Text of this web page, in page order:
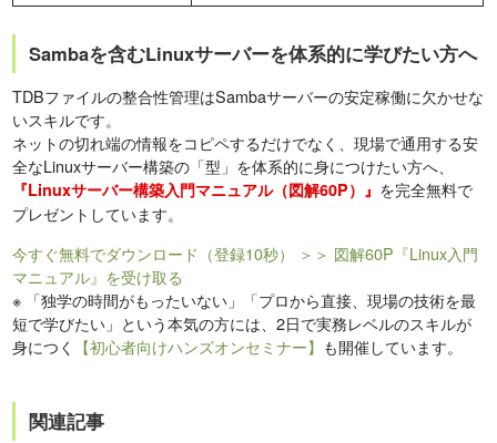
Sambaを含むLinuxサーバーを体系的に学びたい方へ
TDBファイルの整合性管理はSambaサーバーの安定稼働に欠かせな
いスキルです。
ネットの切れ端の情報をコピペするだけでなく、現場で通用する安
全なLinuxサーバー構築の「型」を体系的に身につけたい方へ、
『Linuxサーバー構築入門マニュアル（図解60P）』 を完全無料で
プレゼントしています。
今すぐ無料でダウンロード（登録10秒）
＞＞ 図解60P『Linux入門
マニュアル』を受け取る
※ 「独学の時間がもったいない」「プロから直接、現場の技術を最
短で学びたい」という本気の方には、2日で実務レベルのスキルが
身につく
【初心者向けハンズオンセミナー】 も開催しています。
関連記事